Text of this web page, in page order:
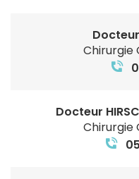
Chirurgie
Docteur
Chirurgie